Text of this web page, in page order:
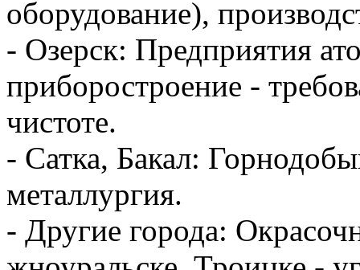
оборудование),
- Озерск: Предприятия
приборостроение -
чистоте.
- Сатка, Бакал:
металлургия.
- Другие города: